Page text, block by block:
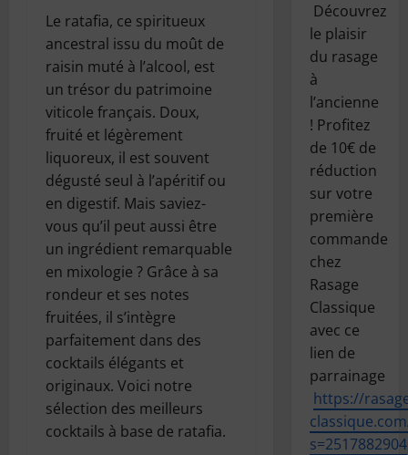
Le ratafia, ce spiritueux
ancestral issu du moût de
raisin muté à l’alcool, est
un trésor du patrimoine
viticole français. Doux,
fruité et légèrement
liquoreux, il est souvent
dégusté seul à l’apéritif ou
en digestif. Mais saviez-
vous qu’il peut aussi être
un ingrédient remarquable
en mixologie ? Grâce à sa
rondeur et ses notes
fruitées, il s’intègre
parfaitement dans des
cocktails élégants et
originaux. Voici notre
sélection des meilleurs
cocktails à base de ratafia.
Découvrez
le plaisir
du rasage
à
l’ancienne
! Profitez
de 10€ de
réduction
sur votre
première
commande
chez
Rasage
Classique
avec ce
lien de
parrainage
https://
s=2517882904